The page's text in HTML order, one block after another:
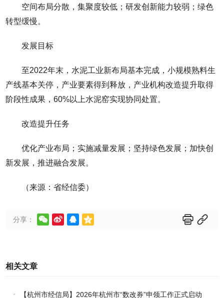
空间布局分散，集聚度较低；研发创新能力较弱；绿色
转型缓慢。
发展目标
至2022年末，水泥工业新布局基本完成，小规模熟料生
产线基本关停，产业要素得到释放，产业机构改造提升取得
阶段性成果，60%以上水泥窑实现协同处置。
改造提升任务
优化产业布局；实施减量发展；坚持绿色发展；加快创
新发展，推进融合发展。
（来源：省经信委）
分享：      
相关文章
【杭州市经信局】2026年杭州市“数改券”申领工作正式启动